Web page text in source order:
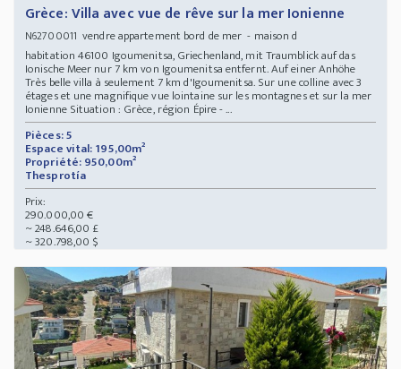
Grèce: Villa avec vue de rêve sur la mer Ionienne
N62700011 vendre appartement bord de mer - maison d
habitation 46100 Igoumenitsa, Griechenland, mit Traumblick auf das
Ionische Meer nur 7 km von Igoumenitsa entfernt. Auf einer Anhöhe
Très belle villa à seulement 7 km d'Igoumenitsa. Sur une colline avec 3
étages et une magnifique vue lointaine sur les montagnes et sur la mer
Ionienne Situation : Grèce, région Épire - ...
Pièces: 5
Espace vital: 195,00m²
Propriété: 950,00m²
Thesprotía
Prix:
290.000,00 €
~ 248.646,00 £
~ 320.798,00 $